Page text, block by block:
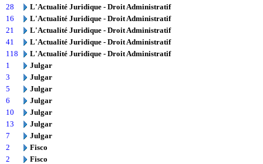
28
L'Actualité Juridique - Droit Administratif
16
L'Actualité Juridique - Droit Administratif
21
L'Actualité Juridique - Droit Administratif
41
L'Actualité Juridique - Droit Administratif
118
L'Actualité Juridique - Droit Administratif
1
Julgar
3
Julgar
5
Julgar
6
Julgar
10
Julgar
13
Julgar
7
Julgar
2
Fisco
2
Fisco